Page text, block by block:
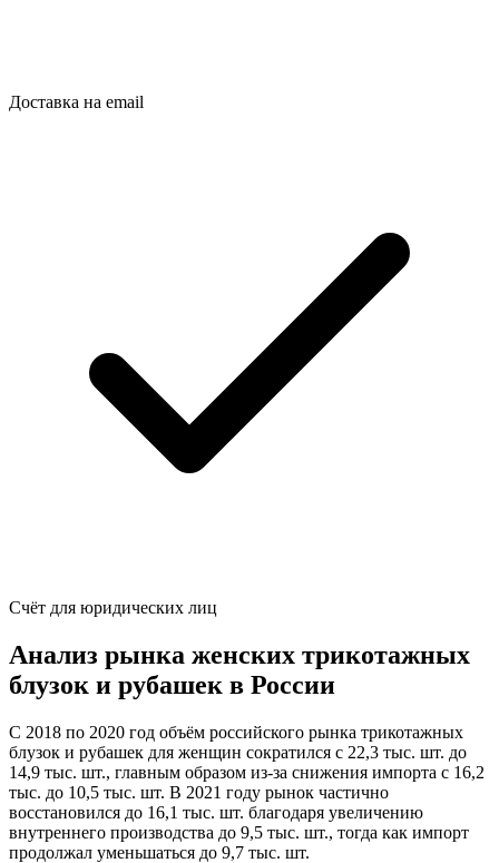
Доставка на email
Счёт для юридических лиц
Анализ рынка женских трикотажных
блузок и рубашек в России
С 2018 по 2020 год объём российского рынка трикотажных
блузок и рубашек для женщин сократился с 22,3 тыс. шт. до
14,9 тыс. шт., главным образом из-за снижения импорта с 16,2
тыс. до 10,5 тыс. шт. В 2021 году рынок частично
восстановился до 16,1 тыс. шт. благодаря увеличению
внутреннего производства до 9,5 тыс. шт., тогда как импорт
продолжал уменьшаться до 9,7 тыс. шт.